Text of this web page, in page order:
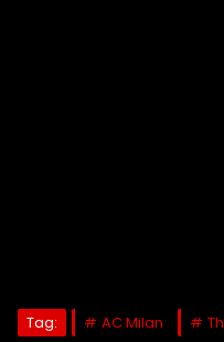
Tag: AC Milan